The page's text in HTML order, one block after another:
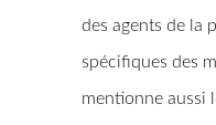
des agents de la
spécifiques des
mentionne aussi